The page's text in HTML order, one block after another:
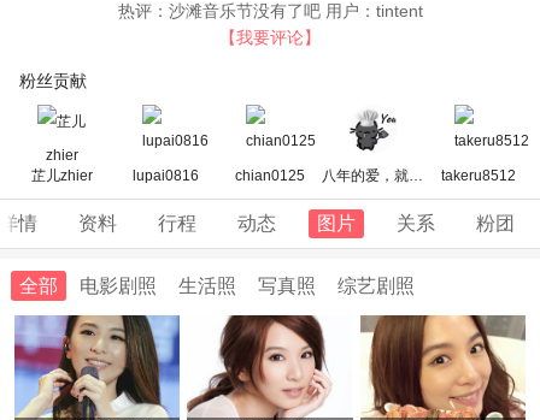
热评： 沙滩音乐节没有了吧 用户：tintent
【我要评论】
粉丝贡献
芷儿zhier lupai0816 chian0125 八年的爱，就是遇见你 takeru8512
详情 资料 行程 动态 图片 关系 粉团
全部 电影剧照 生活照 写真照 综艺剧照